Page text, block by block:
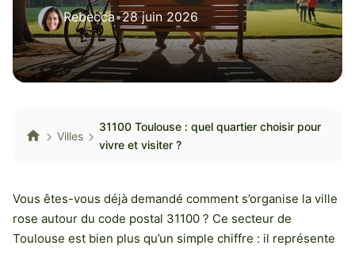
Rebecca•28 juin 2026
Villes
31100 Toulouse : quel quartier choisir pour
vivre et visiter ?
Vous êtes-vous déjà demandé comment s’organise la ville
rose autour du code postal 31100 ? Ce secteur de
Toulouse est bien plus qu’un simple chiffre : il représente